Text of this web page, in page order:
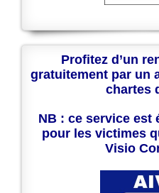
Profitez d’un
gratuitement par un
chartes
NB : ce service est
pour les victimes
Visio